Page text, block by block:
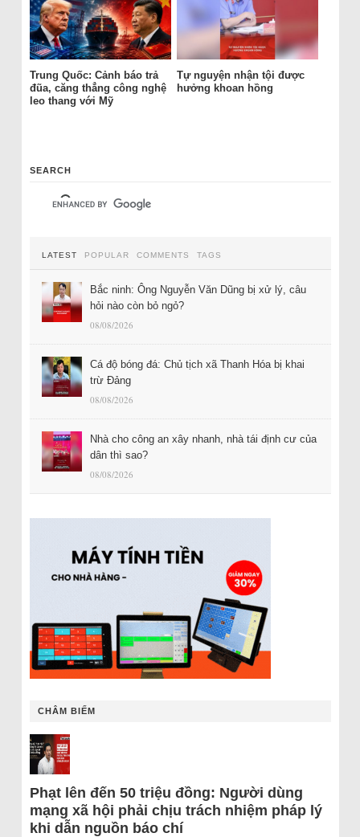
Trung Quốc: Cảnh báo trả
đũa, căng thẳng công nghệ
leo thang với Mỹ
Tự nguyện nhận tội được
hưởng khoan hồng
SEARCH
LATEST POPULAR COMMENTS TAGS
Bắc ninh: Ông Nguyễn Văn Dũng bị xử lý, câu
hỏi nào còn bỏ ngỏ?
08/08/2026
Cá độ bóng đá: Chủ tịch xã Thanh Hóa bị khai
trừ Đảng
08/08/2026
Nhà cho công an xây nhanh, nhà tái định cư của
dân thì sao?
08/08/2026
CHÂM BIẾM
Phạt lên đến 50 triệu đồng: Người dùng
mạng xã hội phải chịu trách nhiệm pháp lý
khi dẫn nguồn báo chí